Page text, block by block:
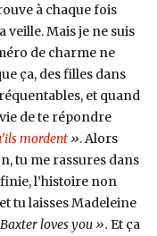
à chaque fois
veille. Mais je ne suis
de charme ne
ça, des filles dans
et quand
de te répondre
mordent». Alors
tu me rassures dans
l’histoire non
tu laisses Madeleine
loves you ». Et ça